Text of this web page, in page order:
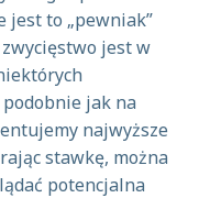
jest to „pewniak”
jest w
jak na
najwyższe
stawkę, można
potencjalna